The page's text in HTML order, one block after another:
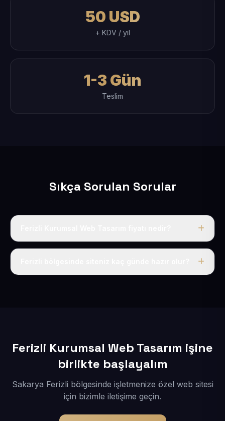
50 USD
+ KDV / yıl
1-3 Gün
Teslim
Sıkça Sorulan Sorular
Tek fiyat uygulanır: yıllık 50 USD + KDV. Bu bedele alan
Ferizli Kurumsal Web Tasarım işine
birlikte başlayalım
Sakarya Ferizli bölgesinde işletmenize özel web sitesi
için bizimle iletişime geçin.